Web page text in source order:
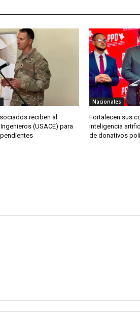
reciben al
(USACE) para
Nacionales
Fortalecen sus
inteligencia
de donativos